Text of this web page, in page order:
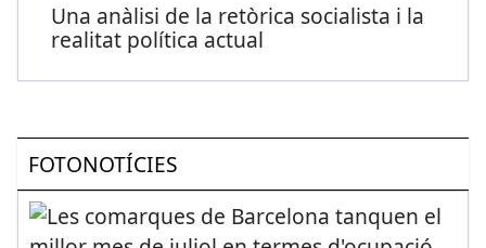
Una anàlisi de la retòrica socialista i la
realitat política actual
FOTONOTÍCIES